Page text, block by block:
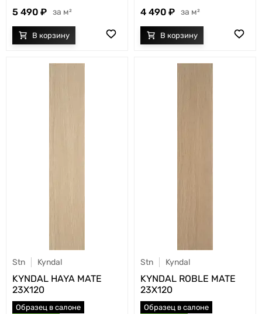
5 490 м² 4 490 м²
Stn Kyndal
KYNDAL HAYA MATE
23X120
Образец в салоне
Stn Kyndal
KYNDAL ROBLE MATE
23X120
Образец в салоне